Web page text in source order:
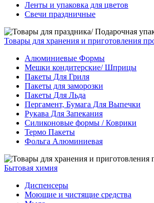
Ленты и упаковка для цветов
Свечи праздничные
Товары для хранения и приготовления
Алюминиевые Формы
Мешки кондитерские/ Шприцы
Пакеты Для Гриля
Пакеты для заморозки
Пакеты Для Льда
Пергамент, Бумага Для Выпечки
Рукава Для Запекания
Силиконовые формы / Коврики
Термо Пакеты
Фольга Алюминиевая
Бытовая химия
Диспенсеры
Моющие и чистящие средства